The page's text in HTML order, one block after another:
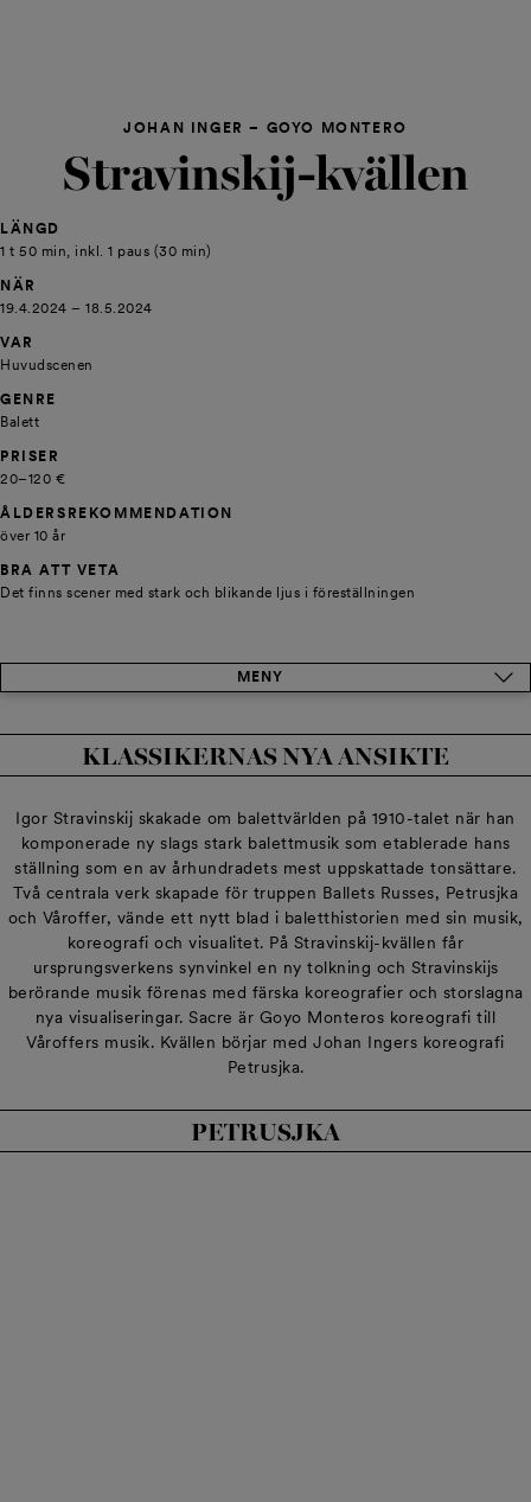
JOHAN INGER – GOYO MONTERO
Stravinskij-kvällen
LÄNGD
1 t 50 min, inkl. 1 paus (30 min)
NÄR
19.4.2024 – 18.5.2024
VAR
Huvudscenen
GENRE
Balett
PRISER
20–120 €
ÅLDERS­REKOMMENDATION
över 10 år
BRA ATT VETA
Det finns scener med stark och blikande ljus i föreställningen
MENY
KLASSIKERNAS NYA ANSIKTE
Igor Stravinskij skakade om balettvärlden på 1910-talet när han
komponerade ny slags stark balettmusik som etablerade hans
ställning som en av århundradets mest uppskattade tonsättare.
Två centrala verk skapade för truppen Ballets Russes, Petrusjka
och Våroffer, vände ett nytt blad i baletthistorien med sin musik,
koreografi och visualitet. På Stravinskij-kvällen får
ursprungsverkens synvinkel en ny tolkning och Stravinskijs
berörande musik förenas med färska koreografier och storslagna
nya visualiseringar. Sacre är Goyo Monteros koreografi till
Våroffers musik. Kvällen börjar med Johan Ingers koreografi
Petrusjka.
PETRUSJKA